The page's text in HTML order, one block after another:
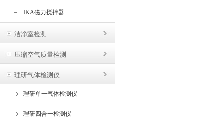
IKA磁力搅拌器
洁净室检测
压缩空气质量检测
理研气体检测仪
理研单一气体检测仪
理研四合一检测仪